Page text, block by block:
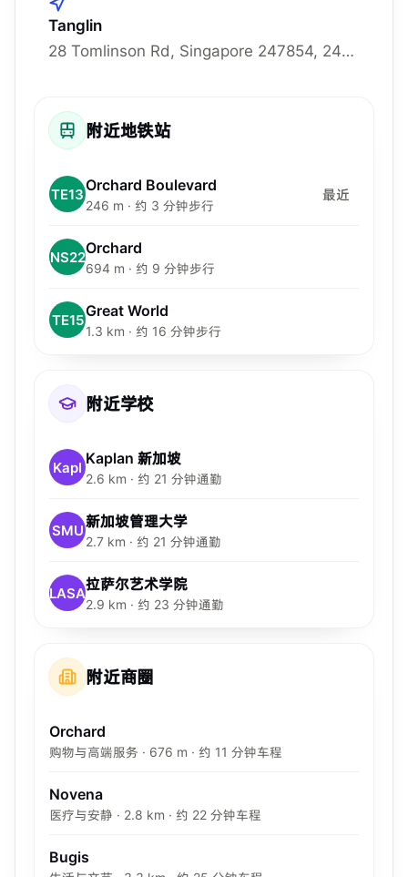
Tanglin
28 Tomlinson Rd, Singapore 247854, 247854
附近地铁站
TE13Orchard Boulevard
246 m · 约 3 分钟步行
最近
NS22Orchard
694 m · 约 9 分钟步行
TE15Great World
1.3 km · 约 16 分钟步行
附近学校
Kapl Kaplan 新加坡
2.6 km · 约 21 分钟通勤
SMU新加坡管理大学
2.7 km · 约 21 分钟通勤
LASA拉萨尔艺术学院
2.9 km · 约 23 分钟通勤
附近商圈
Orchard
购物与高端服务 · 676 m · 约 11 分钟车程
Novena
医疗与安静 · 2.8 km · 约 22 分钟车程
Bugis